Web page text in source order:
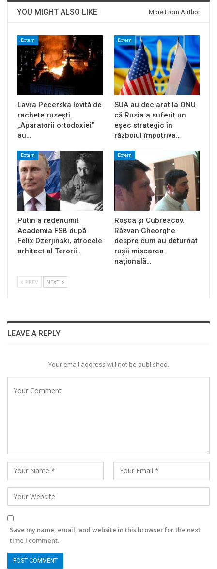
YOU MIGHT ALSO LIKE More From Author
Extern
Lavra Pecerska lovită de
rachete rusești.
„Aparatorii ortodoxiei”
au…
Extern
SUA au declarat la ONU
că Rusia a suferit un
eșec strategic în
războiul împotriva…
Extern
Putin a redenumit
Academia FSB după
Felix Dzerjinski, atrocele
arhitect al Terorii…
Extern
Roșca și Cubreacov.
Răzvan Gheorghe
despre cum au deturnat
rușii mișcarea
națională…
PREV NEXT
LEAVE A REPLY
Your email address will not be published.
Save my name, email, and website in this browser for the next
time I comment.